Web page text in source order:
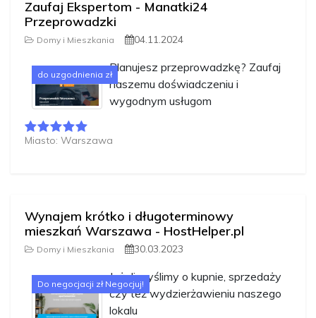
Zaufaj Ekspertom - Manatki24
Przeprowadzki
Domy i Mieszkania 04.11.2024
do uzgodnienia zł
Planujesz przeprowadzkę? Zaufaj
naszemu doświadczeniu i
wygodnym usługom
Miasto: Warszawa
Wynajem krótko i długoterminowy
mieszkań Warszawa - HostHelper.pl
Domy i Mieszkania 30.03.2023
Do negocjacji zł Negocjuj!
Jeżeli myślimy o kupnie, sprzedaży
czy też wydzierżawieniu naszego
lokalu